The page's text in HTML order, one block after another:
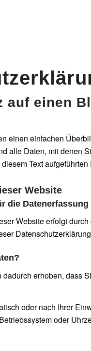
auf einen
einen einfachen
alle Daten, mit denen
Text
Website
die Datenerfassung
Website erfolgt
erhoben, dass
oder nach Ihrer
oder